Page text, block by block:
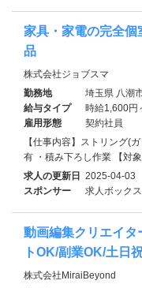
家具・家電の完全
品
株式会社ジョブスマ
勤務地
埼玉県 八潮
給与タイプ
時給1,600円
雇用形態
契約社員
【仕事内容】ストリング(
有 ・積み下ろし作業 【対
求人の更新日 2025-04-03
スポンサー
求人ボックス
動画編集クリエイタ
トOK/副業OK/土日
株式会社MiraiBeyond